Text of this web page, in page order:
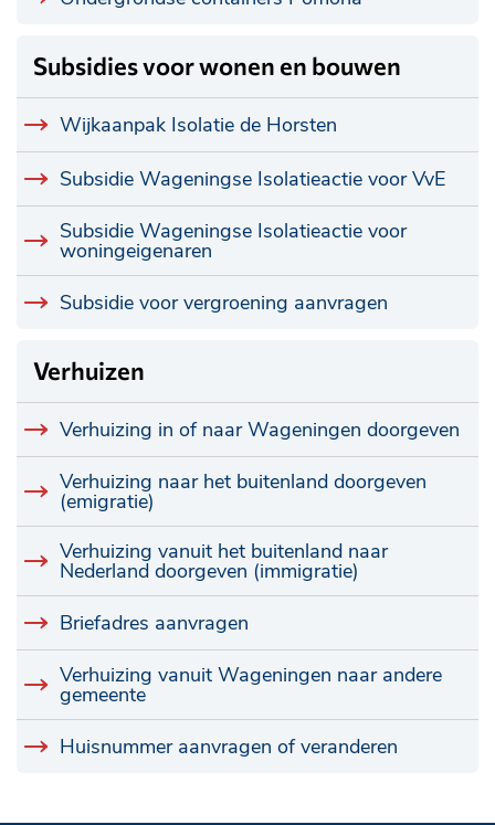
Subsidies voor wonen en bouwen
Wijkaanpak Isolatie de Horsten
Subsidie Wageningse Isolatieactie voor VvE
Subsidie Wageningse Isolatieactie voor
woningeigenaren
Subsidie voor vergroening aanvragen
Verhuizen
Verhuizing in of naar Wageningen doorgeven
Verhuizing naar het buitenland doorgeven
(emigratie)
Verhuizing vanuit het buitenland naar
Nederland doorgeven (immigratie)
Briefadres aanvragen
Verhuizing vanuit Wageningen naar andere
gemeente
Huisnummer aanvragen of veranderen